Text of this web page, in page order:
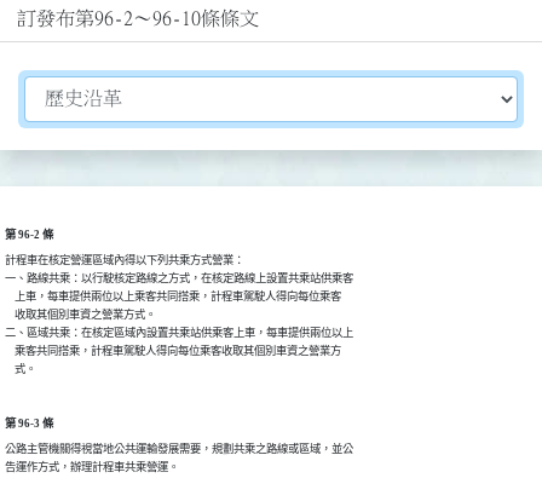
訂發布第96-2～96-10條條文
切換選擇法規資訊內容
第 96-2 條
計程車在核定營運區域內得以下列共乘方式營業：
一、路線共乘：以行駛核定路線之方式，在核定路線上設置共乘站供乘客
    上車，每車提供兩位以上乘客共同搭乘，計程車駕駛人得向每位乘客
    收取其個別車資之營業方式。
二、區域共乘：在核定區域內設置共乘站供乘客上車，每車提供兩位以上
    乘客共同搭乘，計程車駕駛人得向每位乘客收取其個別車資之營業方
    式。
第 96-3 條
公路主管機關得視當地公共運輸發展需要，規劃共乘之路線或區域，並公
告運作方式，辦理計程車共乘營運。